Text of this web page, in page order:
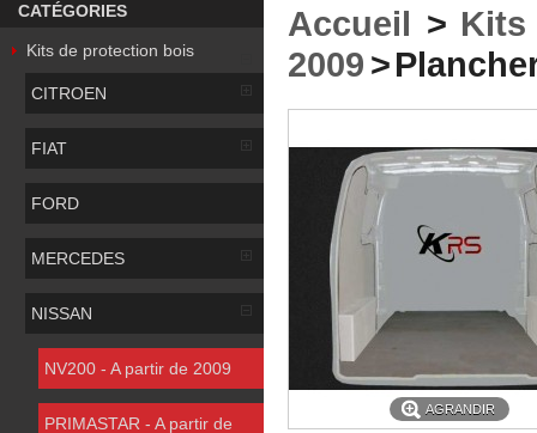
CATÉGORIES
Kits de protection bois
CITROEN
FIAT
FORD
MERCEDES
NISSAN
NV200 - A partir de 2009
PRIMASTAR - A partir de
Accueil > Kits
2009 >
AGRANDIR